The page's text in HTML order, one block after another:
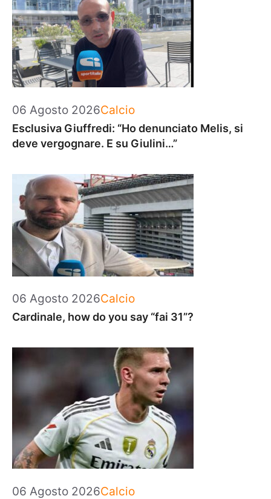
06 Agosto 2026Categorie
Calcio
Esclusiva Giuffredi: “Ho denunciato Melis, si
deve vergognare. E su Giulini…”
06 Agosto 2026Categorie
Calcio
Cardinale, how do you say “fai 31”?
06 Agosto 2026Categorie
Calcio